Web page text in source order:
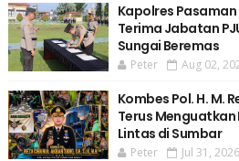
Kapolres
Terima Jabatan
Sungai Beremas
Peter Aug 02,
Kombes Pol. H. M.
Terus
Lintas di Sumbar
Peter Jul 31, 2026